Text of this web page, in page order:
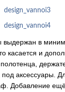
в
касается и
аксессуары.
Добавление ещё